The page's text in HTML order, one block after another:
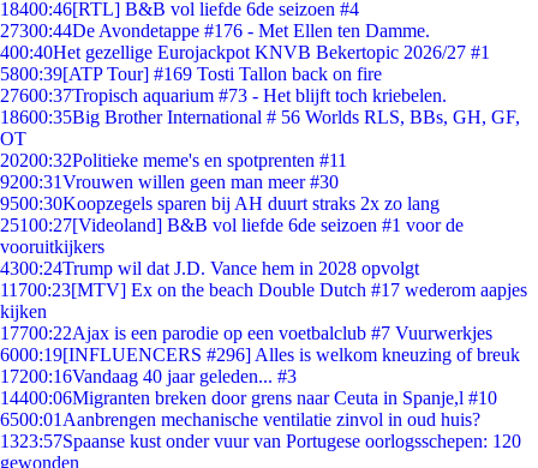
18400:46[RTL] B&B vol liefde 6de seizoen #4
27300:44De Avondetappe #176 - Met Ellen ten Damme.
400:40Het gezellige Eurojackpot KNVB Bekertopic 2026/27 #1
5800:39[ATP Tour] #169 Tosti Tallon back on fire
27600:37Tropisch aquarium #73 - Het blijft toch kriebelen.
18600:35Big Brother International # 56 Worlds RLS, BBs, GH, GF,
OT
20200:32Politieke meme's en spotprenten #11
9200:31Vrouwen willen geen man meer #30
9500:30Koopzegels sparen bij AH duurt straks 2x zo lang
25100:27[Videoland] B&B vol liefde 6de seizoen #1 voor de
vooruitkijkers
4300:24Trump wil dat J.D. Vance hem in 2028 opvolgt
11700:23[MTV] Ex on the beach Double Dutch #17 wederom aapjes
kijken
17700:22Ajax is een parodie op een voetbalclub #7 Vuurwerkjes
6000:19[INFLUENCERS #296] Alles is welkom kneuzing of breuk
17200:16Vandaag 40 jaar geleden... #3
14400:06Migranten breken door grens naar Ceuta in Spanje,l #10
6500:01 Aanbrengen mechanische ventilatie zinvol in oud huis?
1323:57Spaanse kust onder vuur van Portugese oorlogsschepen: 120
gewonden